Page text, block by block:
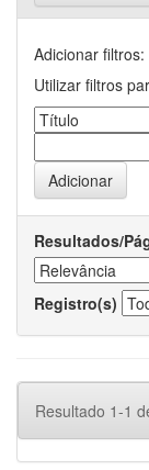
Adicionar filtros:
Utilizar filtros
Resultados/
Registro(s)
Resultado 1-1